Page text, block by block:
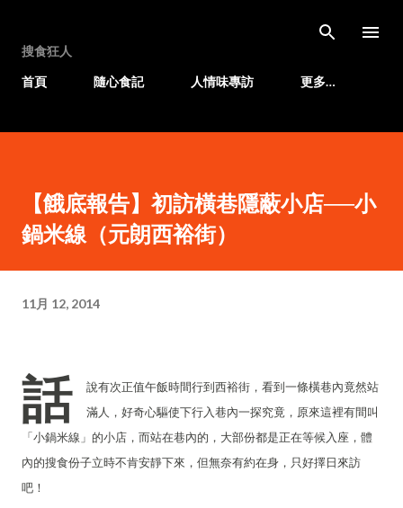
搜食狂人
首頁
隨心食記 人情味專訪 更多…
【餓底報告】初訪橫巷隱蔽小店──小
鍋米線（元朗西裕街）
11月 12, 2014
話
說有次正值午飯時間行到西裕街，看到一條橫巷內竟然站
滿人，好奇心驅使下行入巷內一探究竟，原來這裡有間叫
「小鍋米線」的小店，而站在巷內的，大部份都是正在等候入座，體
內的搜食份子立時不肯安靜下來，但無奈有約在身，只好擇日來訪
吧！